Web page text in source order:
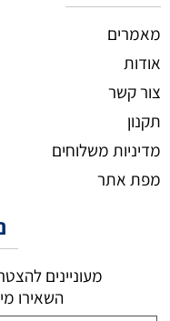
מאמרים
אודות
צור קשר
תקנון
מדיניות משלוחים
מפת אתר
מעוניינים
השאירו